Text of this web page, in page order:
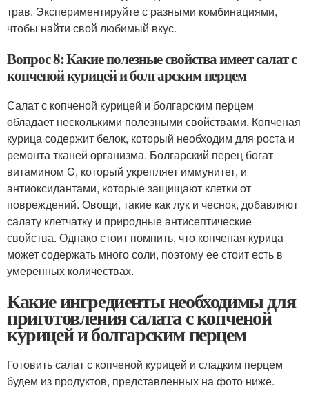
трав. Экспериментируйте с разными комбинациями,
чтобы найти свой любимый вкус.
Вопрос 8: Какие полезные свойства имеет салат с
копченой курицей и болгарским перцем
Салат с копченой курицей и болгарским перцем
обладает несколькими полезными свойствами. Копченая
курица содержит белок, который необходим для роста и
ремонта тканей организма. Болгарский перец богат
витамином C, который укрепляет иммунитет, и
антиоксидантами, которые защищают клетки от
повреждений. Овощи, такие как лук и чеснок, добавляют
салату клетчатку и природные антисептические
свойства. Однако стоит помнить, что копченая курица
может содержать много соли, поэтому ее стоит есть в
умеренных количествах.
Какие ингредиенты необходимы для
приготовления салата с копченой
курицей и болгарским перцем
Готовить салат с копченой курицей и сладким перцем
будем из продуктов, представленных на фото ниже.